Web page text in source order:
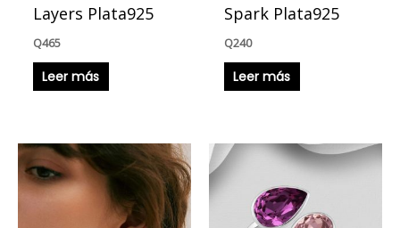
Layers Plata925
Q465
Leer más
Spark Plata925
Q240
Leer más